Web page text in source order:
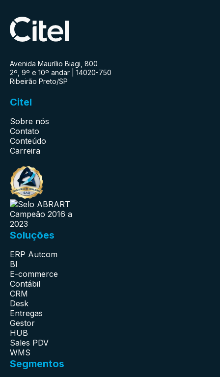
Avenida Maurílio Biagi, 800
2º, 9º e 10º andar | 14020-750
Ribeirão Preto/SP
Citel
Sobre nós
Contato
Conteúdo
Carreira
Soluções
ERP Autcom
BI
E-commerce
Contábil
CRM
Desk
Entregas
Gestor
HUB
Sales PDV
WMS
Segmentos